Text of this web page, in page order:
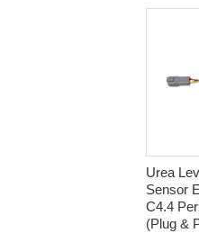
Urea
Sensor
C4.4
(Plug &